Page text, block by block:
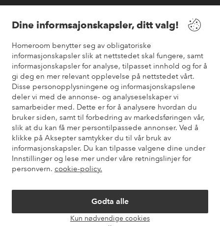
Dine informsajonskapsler, ditt valg!
Homeroom benytter seg av obligatoriske
informasjonskapsler slik at nettstedet skal fungere, samt
informasjonskapsler for analyse, tilpasset innhold og for å
gi deg en mer relevant opplevelse på nettstedet vårt.
Disse personopplysningene og informasjonskapslene
deler vi med de annonse- og analyseselskaper vi
samarbeider med. Dette er for å analysere hvordan du
bruker siden, samt til forbedring av markedsføringen vår,
slik at du kan få mer persontilpassede annonser. Ved å
klikke på Aksepter samtykker du til vår bruk av
informasjonskapsler. Du kan tilpasse valgene dine under
Innstillinger og lese mer under våre retningslinjer for
personvern. cookie-policy.
Godta alle
Kun nødvendige cookies
Venner
Sikre betalinger
Vil du vite mer om våre betalingsalternativer?
elpy